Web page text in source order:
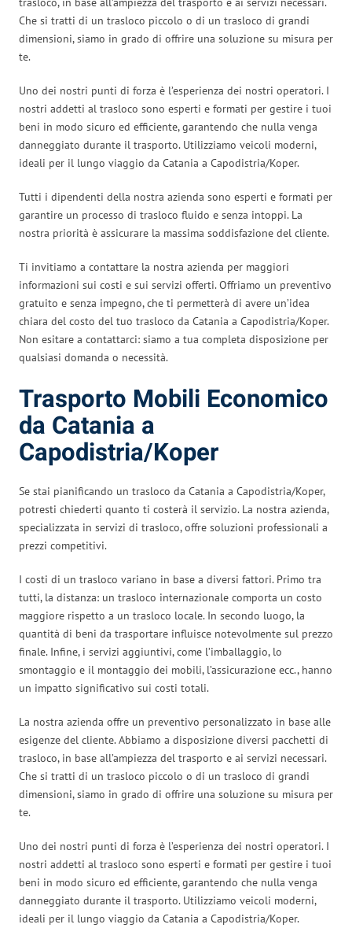
Che si tratti di un trasloco piccolo o di un trasloco di grandi
dimensioni, siamo in grado di offrire una soluzione su misura per
te.
Uno dei nostri punti di forza è l’esperienza dei nostri operatori. I
nostri addetti al trasloco sono esperti e formati per gestire i tuoi
beni in modo sicuro ed efficiente, garantendo che nulla venga
danneggiato durante il trasporto. Utilizziamo veicoli moderni,
ideali per il lungo viaggio da Catania a Capodistria/Koper.
Tutti i dipendenti della nostra azienda sono esperti e formati per
garantire un processo di trasloco fluido e senza intoppi. La
nostra priorità è assicurare la massima soddisfazione del cliente.
Ti invitiamo a contattare la nostra azienda per maggiori
informazioni sui costi e sui servizi offerti. Offriamo un preventivo
gratuito e senza impegno, che ti permetterà di avere un’idea
chiara del costo del tuo trasloco da Catania a Capodistria/Koper.
Non esitare a contattarci: siamo a tua completa disposizione per
qualsiasi domanda o necessità.
Trasporto Mobili Economico
da Catania a
Capodistria/Koper
Se stai pianificando un trasloco da Catania a Capodistria/Koper,
potresti chiederti quanto ti costerà il servizio. La nostra azienda,
specializzata in servizi di trasloco, offre soluzioni professionali a
prezzi competitivi.
I costi di un trasloco variano in base a diversi fattori. Primo tra
tutti, la distanza: un trasloco internazionale comporta un costo
maggiore rispetto a un trasloco locale. In secondo luogo, la
quantità di beni da trasportare influisce notevolmente sul prezzo
finale. Infine, i servizi aggiuntivi, come l’imballaggio, lo
smontaggio e il montaggio dei mobili, l’assicurazione ecc., hanno
un impatto significativo sui costi totali.
La nostra azienda offre un preventivo personalizzato in base alle
esigenze del cliente. Abbiamo a disposizione diversi pacchetti di
trasloco, in base all’ampiezza del trasporto e ai servizi necessari.
Che si tratti di un trasloco piccolo o di un trasloco di grandi
dimensioni, siamo in grado di offrire una soluzione su misura per
te.
Uno dei nostri punti di forza è l’esperienza dei nostri operatori. I
nostri addetti al trasloco sono esperti e formati per gestire i tuoi
beni in modo sicuro ed efficiente, garantendo che nulla venga
danneggiato durante il trasporto. Utilizziamo veicoli moderni,
ideali per il lungo viaggio da Catania a Capodistria/Koper.